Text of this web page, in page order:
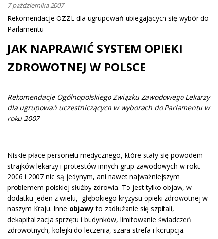
7 października 2007
Rekomendacje OZZL dla ugrupowań ubiegających się wybór do
Parlamentu
JAK NAPRAWIĆ SYSTEM OPIEKI
ZDROWOTNEJ W POLSCE
Rekomendacje Ogólnopolskiego Związku Zawodowego Lekarzy
dla ugrupowań uczestniczących w wyborach do Parlamentu w
roku 2007
Niskie płace personelu medycznego, które stały się powodem
strajków lekarzy i protestów innych grup zawodowych w roku
2006 i 2007 nie są jedynym, ani nawet najważniejszym
problemem polskiej służby zdrowia. To jest tylko objaw, w
dodatku jeden z wielu, głębokiego kryzysu opieki zdrowotnej w
naszym Kraju. Inne objawyto zadłużanie się szpitali,
dekapitalizacja sprzętu i budynków, limitowanie świadczeń
zdrowotnych, kolejki do leczenia, szara strefa i korupcja.